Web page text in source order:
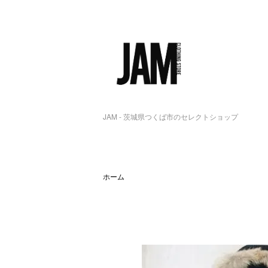
JAM - 茨城県つくば市のセレクトショップ
ホーム